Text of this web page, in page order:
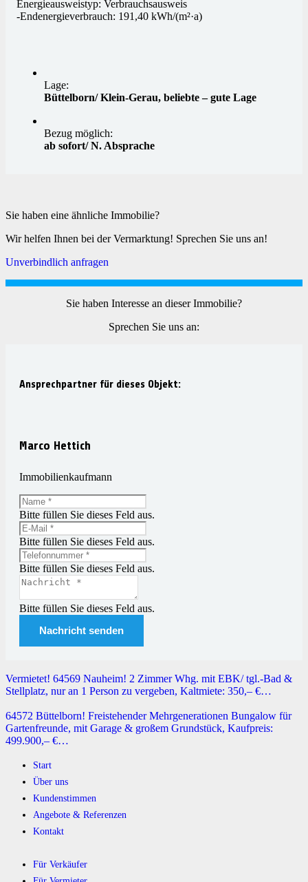
Energieausweistyp: Verbrauchsausweis
-Endenergieverbrauch: 191,40 kWh/(m²·a)
Lage:
Büttelborn/ Klein-Gerau, beliebte – gute Lage
Bezug möglich:
ab sofort/ N. Absprache
Sie haben eine ähnliche Immobilie?
Wir helfen Ihnen bei der Vermarktung! Sprechen Sie uns an!
Unverbindlich anfragen
Sie haben Interesse an dieser Immobilie?
Sprechen Sie uns an:
Ansprechpartner für dieses Objekt:
Marco Hettich
Immobilienkaufmann
Bitte füllen Sie dieses Feld aus.
Bitte füllen Sie dieses Feld aus.
Bitte füllen Sie dieses Feld aus.
Bitte füllen Sie dieses Feld aus.
Nachricht senden
Vermietet! 64569 Nauheim! 2 Zimmer Whg. mit EBK/ tgl.-Bad &
Stellplatz, nur an 1 Person zu vergeben, Kaltmiete: 350,– €…
64572 Büttelborn! Freistehender Mehrgenerationen Bungalow für
Gartenfreunde, mit Garage & großem Grundstück, Kaufpreis:
499.900,– €…
Start
Über uns
Kundenstimmen
Angebote & Referenzen
Kontakt
Für Verkäufer